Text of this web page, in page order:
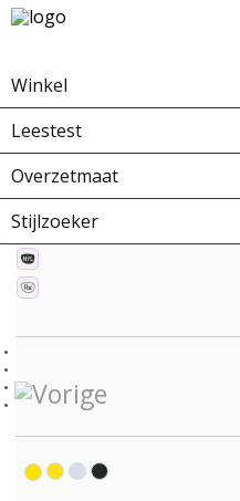
Winkel
Leestest
Overzetmaat
Stijlzoeker
Home Winkel